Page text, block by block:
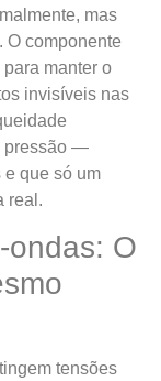
mas
O componente
manter o
invisíveis nas
pressão —
e que só um
real.
ondas: O
tensões